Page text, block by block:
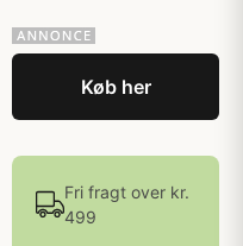
Køb her
Fri fragt over kr.
499